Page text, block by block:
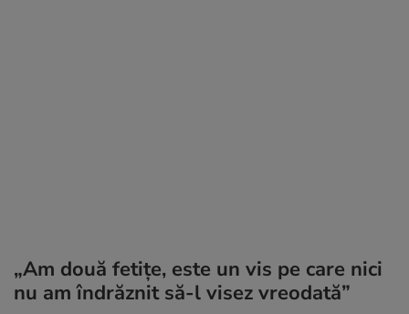
„Am două fetiţe, este un vis pe care nici
nu am îndrăznit să-l visez vreodată”